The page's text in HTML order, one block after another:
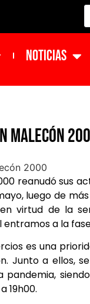
NOTICIAS
Malecón
reanudó sus
luego de
virtud de la
a la
es una
Junto a ellos,
19h00.